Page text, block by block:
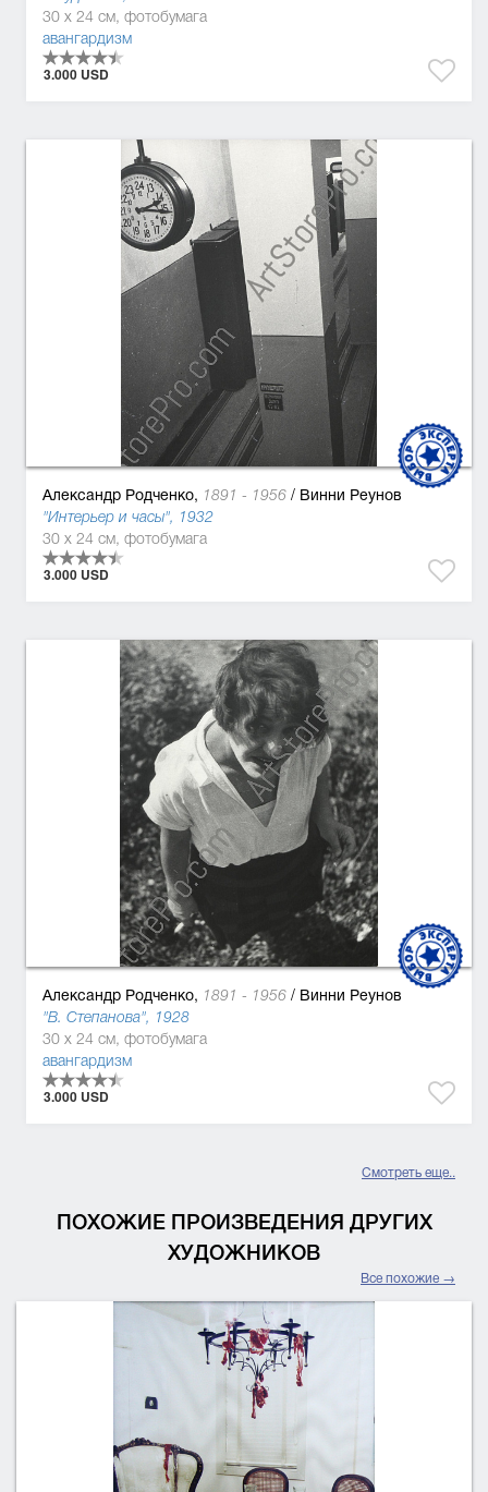
30 x 24 см, фотобумага
авангардизм
3.000 USD
Александр Родченко, 1891 - 1956 / Винни Реунов
"Интерьер и часы", 1932
30 x 24 см, фотобумага
3.000 USD
Александр Родченко, 1891 - 1956 / Винни Реунов
"В. Степанова", 1928
30 x 24 см, фотобумага
авангардизм
3.000 USD
Смотреть еще..
ПОХОЖИЕ ПРОИЗВЕДЕНИЯ ДРУГИХ
ХУДОЖНИКОВ
Все похожие →